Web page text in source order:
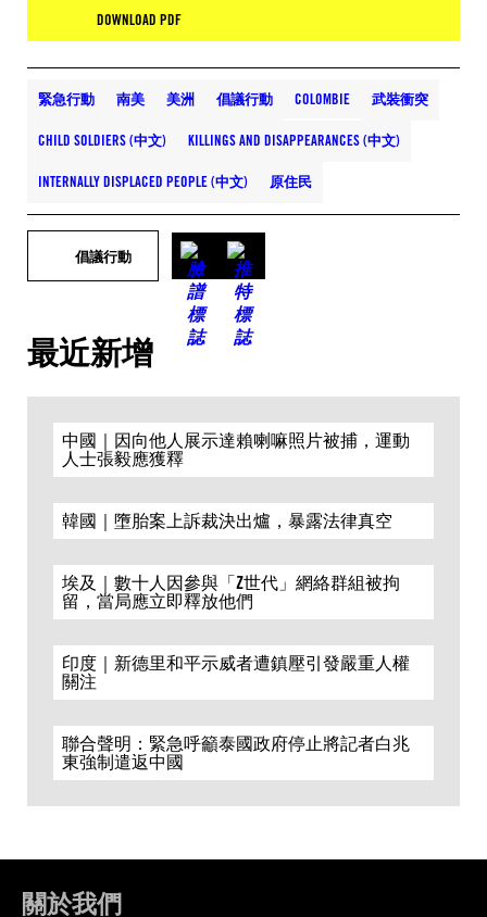
DOWNLOAD PDF
緊急行動 南美 美洲 倡議行動 COLOMBIE 武裝衝突
CHILD SOLDIERS (中文) KILLINGS AND DISAPPEARANCES (中文)
INTERNALLY DISPLACED PEOPLE (中文) 原住民
倡議行動
最近新增
中國｜因向他人展示達賴喇嘛照片被捕，運動
人士張毅應獲釋
韓國｜墮胎案上訴裁決出爐，暴露法律真空
埃及｜數十人因參與「Z世代」網絡群組被拘
留，當局應立即釋放他們
印度｜新德里和平示威者遭鎮壓引發嚴重人權
關注
聯合聲明：緊急呼籲泰國政府停止將記者白兆
東強制遣返中國
關於我們